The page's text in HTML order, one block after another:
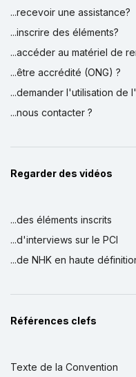
...recevoir une assistance?
...inscrire des éléments?
...accéder au matériel de
...être accrédité (ONG) ?
...demander l'utilisation de
...nous contacter ?
Regarder des vidéos
...des éléments inscrits
...d'interviews sur le PCI
...de NHK en haute
Références clefs
Texte de la Convention